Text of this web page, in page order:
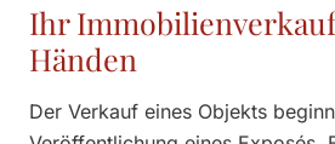
Ihr
Händen
Der Verkauf eines Objekts